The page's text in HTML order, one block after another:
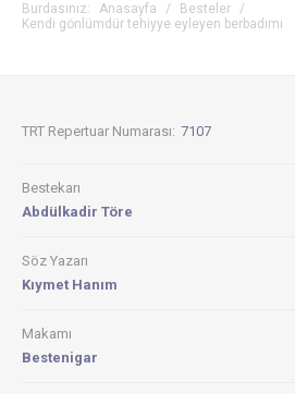
Burdasınız: Anasayfa / Besteler
/
Kendi gönlümdür tehiyye eyleyen berbadımı
TRT Repertuar Numarası: 7107
Bestekarı
Abdülkadir Töre
Söz Yazarı
Kıymet Hanım
Makamı
Bestenigar